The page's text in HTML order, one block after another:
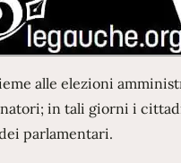
alle elezioni
in tali giorni i
parlamentari.